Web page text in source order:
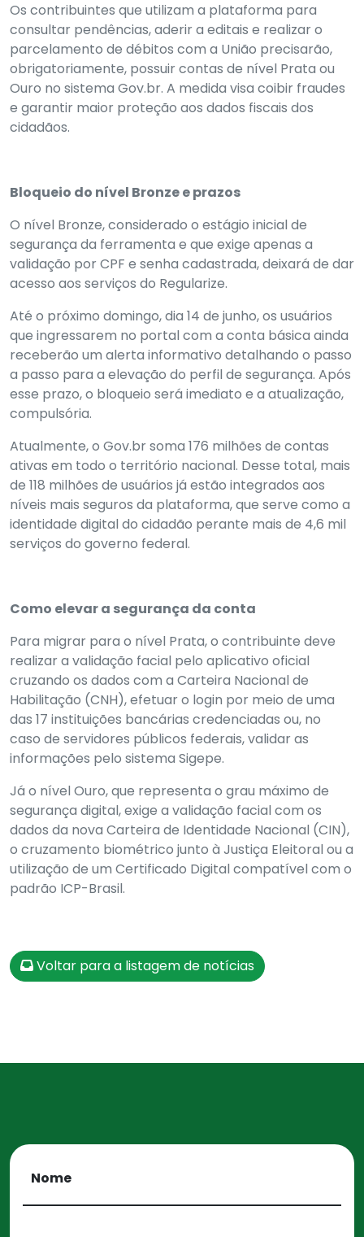
Os contribuintes que utilizam a plataforma para
consultar pendências, aderir a editais e realizar o
parcelamento de débitos com a União precisarão,
obrigatoriamente, possuir contas de nível Prata ou
Ouro no sistema Gov.br. A medida visa coibir fraudes
e garantir maior proteção aos dados fiscais dos
cidadãos.
Bloqueio do nível Bronze e prazos
O nível Bronze, considerado o estágio inicial de
segurança da ferramenta e que exige apenas a
validação por CPF e senha cadastrada, deixará de dar
acesso aos serviços do Regularize.
Até o próximo domingo, dia 14 de junho, os usuários
que ingressarem no portal com a conta básica ainda
receberão um alerta informativo detalhando o passo
a passo para a elevação do perfil de segurança. Após
esse prazo, o bloqueio será imediato e a atualização,
compulsória.
Atualmente, o Gov.br soma 176 milhões de contas
ativas em todo o território nacional. Desse total, mais
de 118 milhões de usuários já estão integrados aos
níveis mais seguros da plataforma, que serve como a
identidade digital do cidadão perante mais de 4,6 mil
serviços do governo federal.
Como elevar a segurança da conta
Para migrar para o nível Prata, o contribuinte deve
realizar a validação facial pelo aplicativo oficial
cruzando os dados com a Carteira Nacional de
Habilitação (CNH), efetuar o login por meio de uma
das 17 instituições bancárias credenciadas ou, no
caso de servidores públicos federais, validar as
informações pelo sistema Sigepe.
Já o nível Ouro, que representa o grau máximo de
segurança digital, exige a validação facial com os
dados da nova Carteira de Identidade Nacional (CIN),
o cruzamento biométrico junto à Justiça Eleitoral ou a
utilização de um Certificado Digital compatível com o
padrão ICP-Brasil.
Voltar para a listagem de notícias